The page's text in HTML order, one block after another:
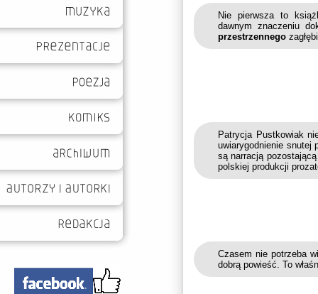
Nie pierwsza to
dawnym znaczeniu
przestrzennego
Patrycja Pustkowiak
uwiarygodnienie snutej
są narracją
polskiej produkcji
Czasem nie potrzeba
dobrą powieść. To